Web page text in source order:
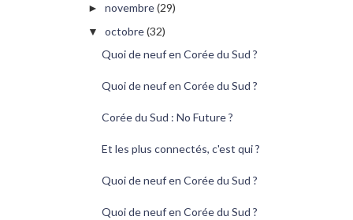
► novembre(29)
▼ octobre(32)
Quoi de neuf en Corée du Sud ?
Quoi de neuf en Corée du Sud ?
Corée du Sud : No Future ?
Et les plus connectés, c'est qui ?
Quoi de neuf en Corée du Sud ?
Quoi de neuf en Corée du Sud ?